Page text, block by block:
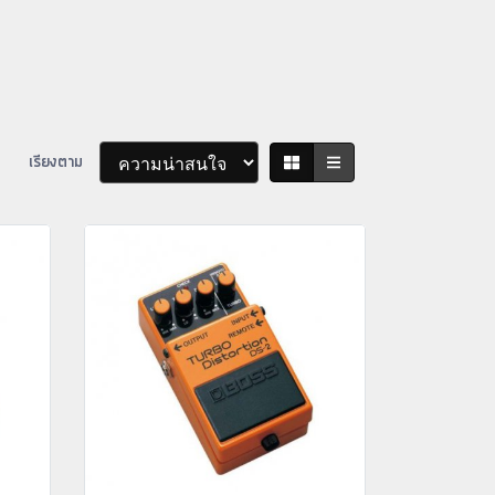
เรียงตาม